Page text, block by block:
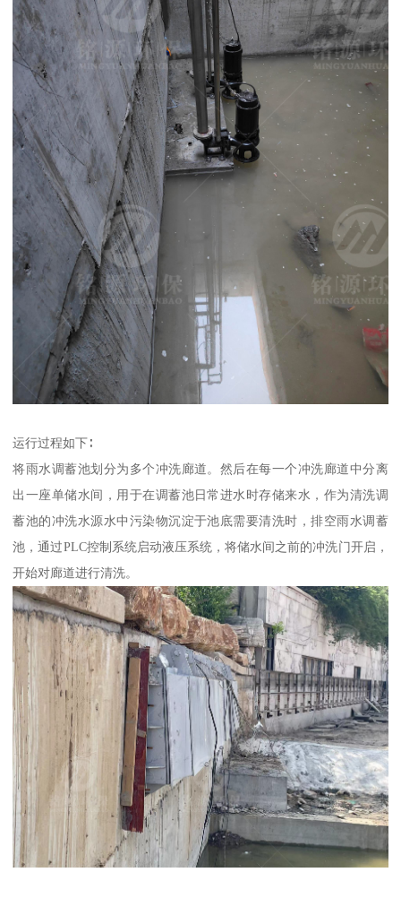
运行过程如下∶
将雨水调蓄池划分为多个冲洗廊道。然后在每一个冲洗廊道中分离
出一座单储水间，用于在调蓄池日常进水时存储来水，作为清洗调
蓄池的冲洗水源水中污染物沉淀于池底需要清洗时，排空雨水调蓄
池，通过PLC控制系统启动液压系统，将储水间之前的冲洗门开启，
开始对廊道进行清洗。